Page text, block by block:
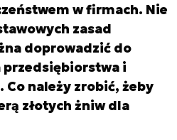
w firmach. Nie
zasad
doprowadzić do
i
należy zrobić, żeby
złotych żniw dla